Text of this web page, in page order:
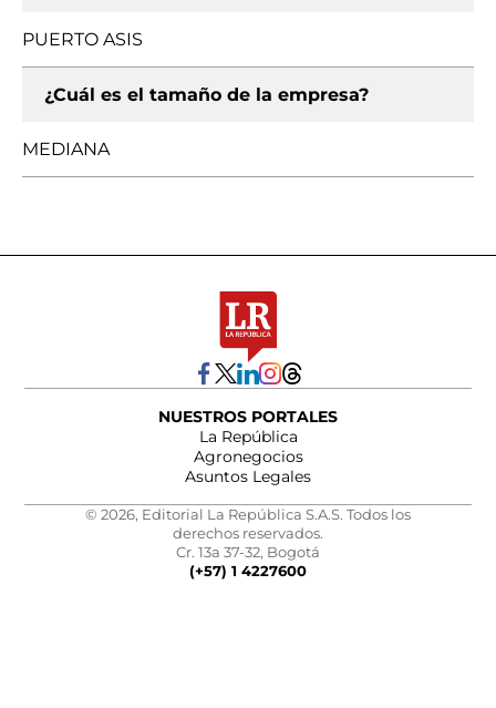
PUERTO ASIS
¿Cuál es el tamaño de la empresa?
MEDIANA
NUESTROS PORTALES
La República
Agronegocios
Asuntos Legales
© 2026, Editorial La República S.A.S. Todos los
derechos reservados.
Cr. 13a 37-32, Bogotá
(+57) 1 4227600